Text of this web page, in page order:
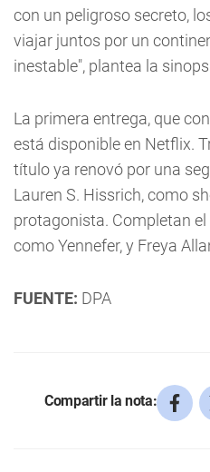
con un peligroso secreto,
viajar juntos por un
inestable", plantea la
La primera entrega, que
está disponible en Netflix.
título ya renovó por una
Lauren S. Hissrich, como
protagonista. Completan
como Yennefer, y Freya
FUENTE: DPA
Compartir la nota: